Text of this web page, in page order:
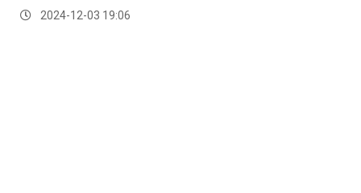
2024-12-03 19:06